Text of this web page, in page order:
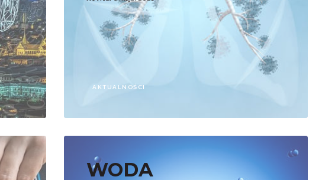
AKTUALNOŚCI
WODA